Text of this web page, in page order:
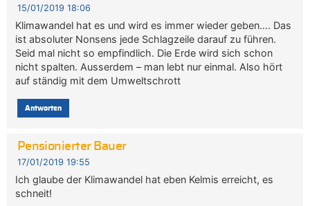
15/01/2019 18:06
Klimawandel hat es und wird es immer wieder geben…. Das
ist absoluter Nonsens jede Schlagzeile darauf zu führen.
Seid mal nicht so empfindlich. Die Erde wird sich schon
nicht spalten. Ausserdem – man lebt nur einmal. Also hört
auf ständig mit dem Umweltschrott
Antworten
Pensionierter Bauer
17/01/2019 19:55
Ich glaube der Klimawandel hat eben Kelmis erreicht, es
schneit!